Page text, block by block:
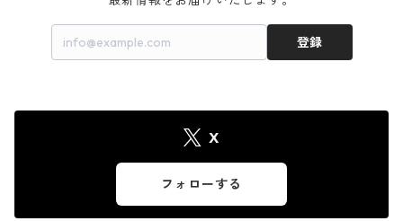
登録
X
フォローする